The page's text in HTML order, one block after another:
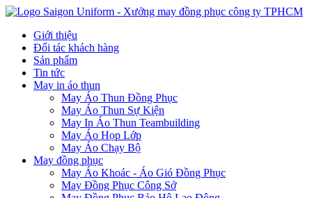
Giới thiệu
Đối tác khách hàng
Sản phẩm
Tin tức
May in áo thun
May Áo Thun Đồng Phục
May Áo Thun Sự Kiện
May In Áo Thun Teambuilding
May Áo Họp Lớp
May Áo Chạy Bộ
May đồng phục
May Áo Khoác - Áo Gió Đồng Phục
May Đồng Phục Công Sở